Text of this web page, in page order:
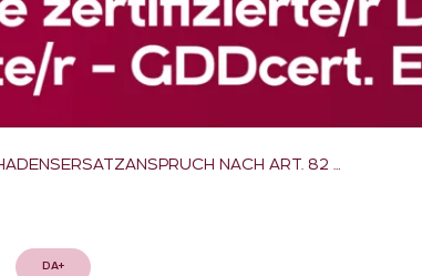
NACH ART. 82 …
DA+